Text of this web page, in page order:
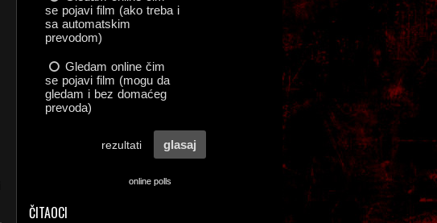
online polls
ČITAOCI